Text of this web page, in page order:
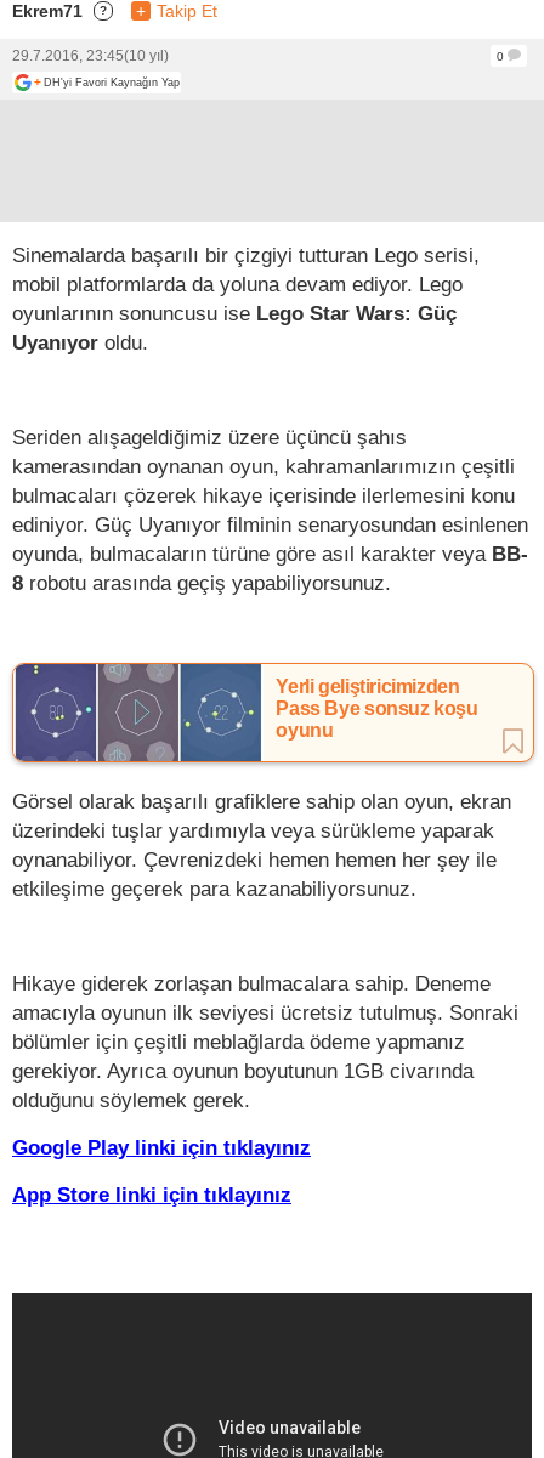
Ekrem71 ? + Takip Et
29.7.2016, 23:45(10 yıl)
0
+ DH'yi Favori Kaynağın Yap
Sinemalarda başarılı bir çizgiyi tutturan Lego serisi,
mobil platformlarda da yoluna devam ediyor. Lego
oyunlarının sonuncusu ise Lego Star Wars: Güç
Uyanıyor oldu.
Seriden alışageldiğimiz üzere üçüncü şahıs
kamerasından oynanan oyun, kahramanlarımızın çeşitli
bulmacaları çözerek hikaye içerisinde ilerlemesini konu
ediniyor. Güç Uyanıyor filminin senaryosundan esinlenen
oyunda, bulmacaların türüne göre asıl karakter veya BB-
8 robotu arasında geçiş yapabiliyorsunuz.
Yerli geliştiricimizden
Pass Bye sonsuz koşu
oyunu
Görsel olarak başarılı grafiklere sahip olan oyun, ekran
üzerindeki tuşlar yardımıyla veya sürükleme yaparak
oynanabiliyor. Çevrenizdeki hemen hemen her şey ile
etkileşime geçerek para kazanabiliyorsunuz.
Hikaye giderek zorlaşan bulmacalara sahip. Deneme
amacıyla oyunun ilk seviyesi ücretsiz tutulmuş. Sonraki
bölümler için çeşitli meblağlarda ödeme yapmanız
gerekiyor. Ayrıca oyunun boyutunun 1GB civarında
olduğunu söylemek gerek.
Google Play linki için tıklayınız
App Store linki için tıklayınız